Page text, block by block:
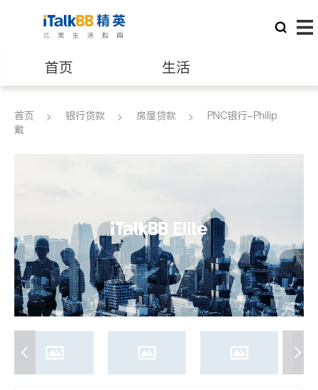
首页 生活
医生 律师
养老 非盈利组织
首页 银行贷款 房屋贷款
PNC银行-Philip
戴